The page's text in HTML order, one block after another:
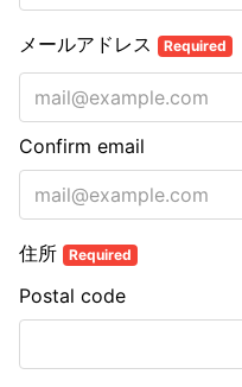
メールアドレス Required
Confirm email
住所 Required
Postal code